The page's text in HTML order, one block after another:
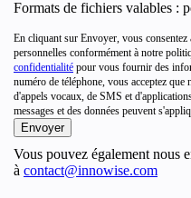
Formats de fichiers valables :
En cliquant sur Envoyer, vous
personnelles conformément à notre
confidentialité pour vous fournir des
numéro de téléphone, vous acceptez
d'appels vocaux, de SMS et
messages et des données peuvent
Vous pouvez également nous
à contact@innowise.com